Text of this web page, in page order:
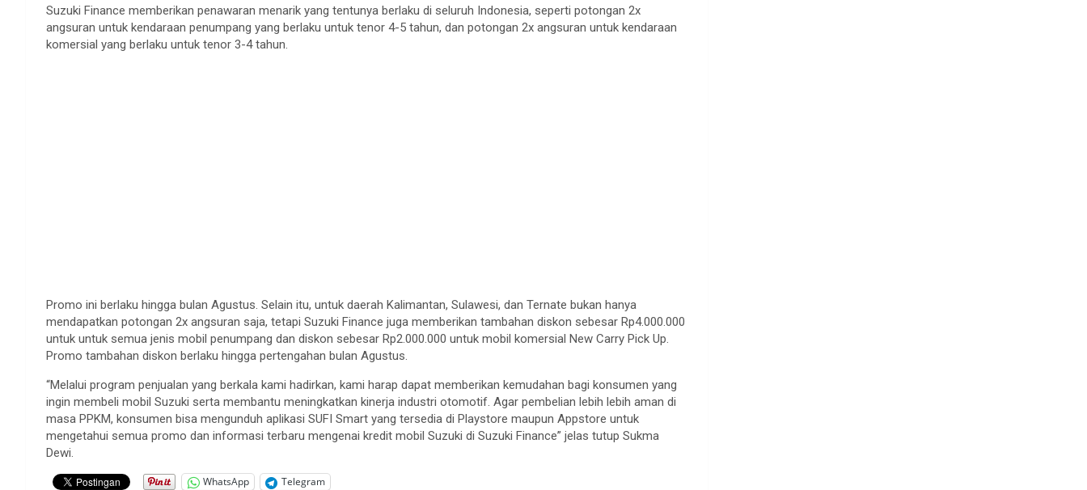
Suzuki Finance memberikan penawaran menarik yang tentunya berlaku di seluruh Indonesia, seperti potongan 2x
angsuran untuk kendaraan penumpang yang berlaku untuk tenor 4-5 tahun, dan potongan 2x angsuran untuk kendaraan
komersial yang berlaku untuk tenor 3-4 tahun.
Promo ini berlaku hingga bulan Agustus. Selain itu, untuk daerah Kalimantan, Sulawesi, dan Ternate bukan hanya
mendapatkan potongan 2x angsuran saja, tetapi Suzuki Finance juga memberikan tambahan diskon sebesar Rp4.000.000
untuk untuk semua jenis mobil penumpang dan diskon sebesar Rp2.000.000 untuk mobil komersial New Carry Pick Up.
Promo tambahan diskon berlaku hingga pertengahan bulan Agustus.
“Melalui program penjualan yang berkala kami hadirkan, kami harap dapat memberikan kemudahan bagi konsumen yang
ingin membeli mobil Suzuki serta membantu meningkatkan kinerja industri otomotif. Agar pembelian lebih lebih aman di
masa PPKM, konsumen bisa mengunduh aplikasi SUFI Smart yang tersedia di Playstore maupun Appstore untuk
mengetahui semua promo dan informasi terbaru mengenai kredit mobil Suzuki di Suzuki Finance” jelas tutup Sukma
Dewi.
WhatsApp Telegram